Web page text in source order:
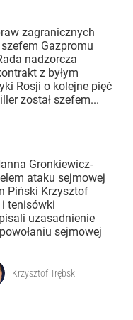
zagranicznych
Gazpromu
nadzorcza
z byłym
Rosji o kolejne pięć
został szefem...
Gronkiewicz-
ataku sejmowej
Piński Krzysztof
i tenisówki
uzasadnienie
sejmowej
Krzysztof Trębski